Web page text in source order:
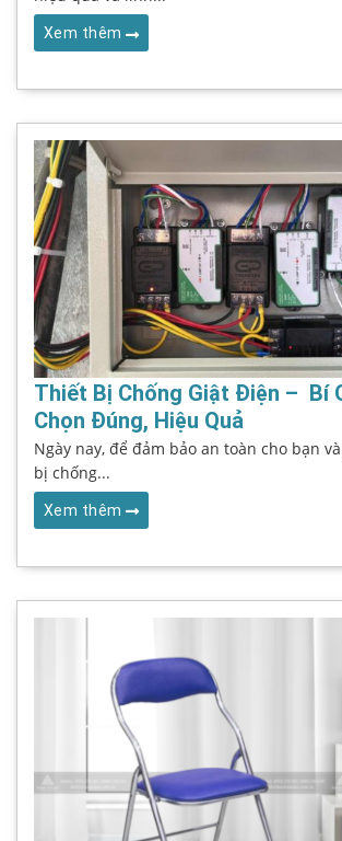
Xem thêm
Thiết Bị Chống Giật Điện – Bí
Chọn Đúng, Hiệu Quả
Ngày nay, để đảm bảo an toàn cho bạn
bị chống...
Xem thêm